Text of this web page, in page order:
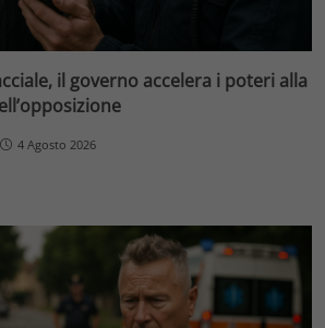
il governo accelera i poteri alla
4 Agosto 2026